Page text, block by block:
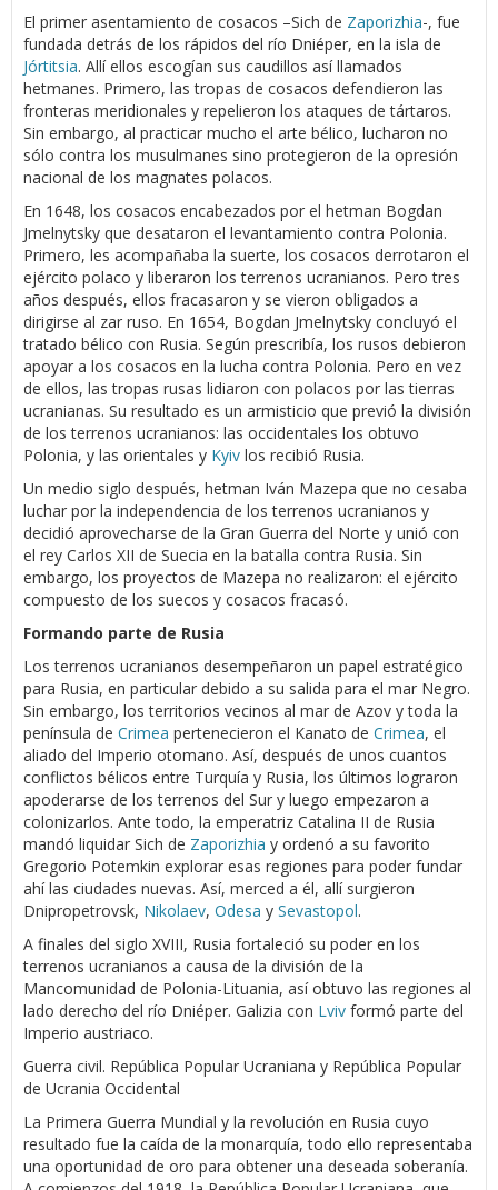
El primer asentamiento de cosacos –Sich de Zaporizhia-, fue
fundada detrás de los rápidos del río Dniéper, en la isla de
Jórtitsia. Allí ellos escogían sus caudillos así llamados
hetmanes. Primero, las tropas de cosacos defendieron las
fronteras meridionales y repelieron los ataques de tártaros.
Sin embargo, al practicar mucho el arte bélico, lucharon no
sólo contra los musulmanes sino protegieron de la opresión
nacional de los magnates polacos.
En 1648, los cosacos encabezados por el hetman Bogdan
Jmelnytsky que desataron el levantamiento contra Polonia.
Primero, les acompañaba la suerte, los cosacos derrotaron el
ejército polaco y liberaron los terrenos ucranianos. Pero tres
años después, ellos fracasaron y se vieron obligados a
dirigirse al zar ruso. En 1654, Bogdan Jmelnytsky concluyó el
tratado bélico con Rusia. Según prescribía, los rusos debieron
apoyar a los cosacos en la lucha contra Polonia. Pero en vez
de ellos, las tropas rusas lidiaron con polacos por las tierras
ucranianas. Su resultado es un armisticio que previó la división
de los terrenos ucranianos: las occidentales los obtuvo
Polonia, y las orientales y Kyiv los recibió Rusia.
Un medio siglo después, hetman Iván Mazepa que no cesaba
luchar por la independencia de los terrenos ucranianos y
decidió aprovecharse de la Gran Guerra del Norte y unió con
el rey Carlos XII de Suecia en la batalla contra Rusia. Sin
embargo, los proyectos de Mazepa no realizaron: el ejército
compuesto de los suecos y cosacos fracasó.
Formando parte de Rusia
Los terrenos ucranianos desempeñaron un papel estratégico
para Rusia, en particular debido a su salida para el mar Negro.
Sin embargo, los territorios vecinos al mar de Azov y toda la
península de Crimea pertenecieron el Kanato de Crimea, el
aliado del Imperio otomano. Así, después de unos cuantos
conflictos bélicos entre Turquía y Rusia, los últimos lograron
apoderarse de los terrenos del Sur y luego empezaron a
colonizarlos. Ante todo, la emperatriz Catalina II de Rusia
mandó liquidar Sich de Zaporizhia y ordenó a su favorito
Gregorio Potemkin explorar esas regiones para poder fundar
ahí las ciudades nuevas. Así, merced a él, allí surgieron
Dnipropetrovsk, Nikolaev, Odesa y Sevastopol.
A finales del siglo XVIII, Rusia fortaleció su poder en los
terrenos ucranianos a causa de la división de la
Mancomunidad de Polonia-Lituania, así obtuvo las regiones al
lado derecho del río Dniéper. Galizia con Lviv formó parte del
Imperio austriaco.
Guerra civil. República Popular Ucraniana y República Popular
de Ucrania Occidental
La Primera Guerra Mundial y la revolución en Rusia cuyo
resultado fue la caída de la monarquía, todo ello representaba
una oportunidad de oro para obtener una deseada soberanía.